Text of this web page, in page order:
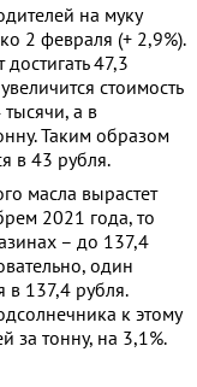
на муку
2 февраля (+ 2,9%).
47,3
стоимость
а в
Таким образом
в 43 рубля.
масла вырастет
2021 года, то
– до 137,4
один
в 137,4 рубля.
к этому
за тонну, на 3,1%.